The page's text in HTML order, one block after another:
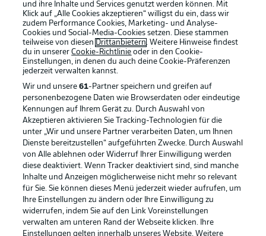
Rechtliche Hinweise Voreinstellungen verwalten
Datenschutz Nutzungsbedingungen
Broadcaster Kontakt
Jobs Impressum
Partner Spieler
und ihre Inhalte und Services genutzt werden können. Mit
Klick auf „Alle Cookies akzeptieren“ willigst du ein, dass wir
zudem Performance Cookies, Marketing- und Analyse-
Cookies und Social-Media-Cookies setzen. Diese stammen
teilweise von diesen Drittanbietern. Weitere Hinweise findest
du in unsererCookie-Richtlinie oder in den Cookie-
Einstellungen, in denen du auch deine Cookie-Präferenzen
jederzeit verwalten kannst.
Wir und unsere61-Partner speichern und greifen auf
personenbezogene Daten wie Browserdaten oder eindeutige
Kennungen auf Ihrem Gerät zu. Durch Auswahl von
Akzeptieren aktivieren Sie Tracking-Technologien für die
unter „Wir und unsere Partner verarbeiten Daten, um Ihnen
Dienste bereitzustellen“ aufgeführten Zwecke. Durch Auswahl
von Alle ablehnen oder Widerruf Ihrer Einwilligung werden
diese deaktiviert. Wenn Tracker deaktiviert sind, sind manche
Inhalte und Anzeigen möglicherweise nicht mehr so relevant
für Sie. Sie können dieses Menü jederzeit wieder aufrufen, um
Ihre Einstellungen zu ändern oder Ihre Einwilligung zu
widerrufen, indem Sie auf den Link Voreinstellungen
verwalten am unteren Rand der Webseite klicken. Ihre
Einstellungen gelten innerhalb unseres Website. Weitere